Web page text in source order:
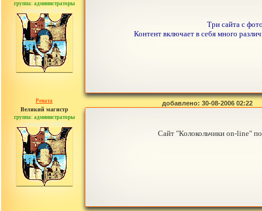
группа: администраторы
сообщений: 30442
Три сайта с
Контент включает в себя много
Рената
Великий магистр
группа: администраторы
сообщений: 30442
добавлено: 30-08-2006 02:22
Сайт "Колокольчики on-line"